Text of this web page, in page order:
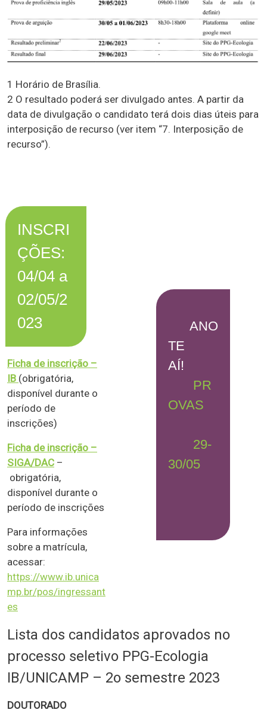
1 Horário de Brasília.
2 O resultado poderá ser divulgado antes. A partir da
data de divulgação o candidato terá dois dias úteis para
interposição de recurso (ver item “7. Interposição de
recurso”).
INSCRI
ÇÕES:
04/04 a
02/05/2
023
Ficha de inscrição –
IB (obrigatória,
disponível durante o
período de
inscrições)
Ficha de inscrição –
SIGA/DAC –
obrigatória,
disponível durante o
período de inscrições
Para informações
sobre a matrícula,
acessar:
https://www.ib.unica
mp.br/pos/ingressant
es
ANO
TE
AÍ!
PR
OVAS
29-
30/05
Lista dos candidatos aprovados no
processo seletivo PPG-Ecologia
IB/UNICAMP – 2o semestre 2023
DOUTORADO